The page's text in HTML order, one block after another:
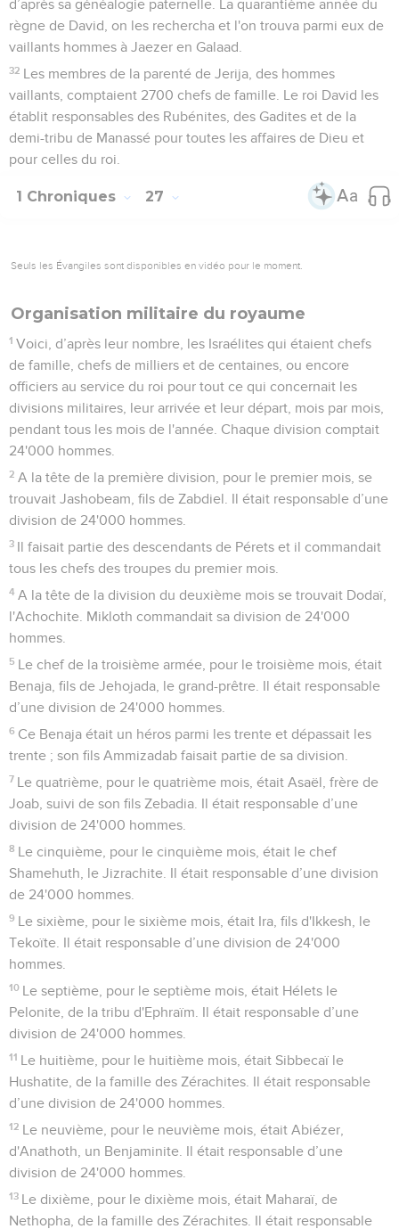
d’après sa généalogie paternelle. La quarantième année du
règne de David, on les rechercha et l'on trouva parmi eux de
vaillants hommes à Jaezer en Galaad.
32 Les membres de la parenté de Jerija, des hommes
vaillants, comptaient 2700 chefs de famille. Le roi David les
établit responsables des Rubénites, des Gadites et de la
demi-tribu de Manassé pour toutes les affaires de Dieu et
pour celles du roi.
1 Chroniques 27
Seuls les Évangiles sont disponibles en vidéo pour le moment.
Organisation militaire du royaume
1 Voici, d’après leur nombre, les Israélites qui étaient chefs
de famille, chefs de milliers et de centaines, ou encore
officiers au service du roi pour tout ce qui concernait les
divisions militaires, leur arrivée et leur départ, mois par mois,
pendant tous les mois de l'année. Chaque division comptait
24'000 hommes.
2 A la tête de la première division, pour le premier mois, se
trouvait Jashobeam, fils de Zabdiel. Il était responsable d’une
division de 24'000 hommes.
3 Il faisait partie des descendants de Pérets et il commandait
tous les chefs des troupes du premier mois.
4 A la tête de la division du deuxième mois se trouvait Dodaï,
l'Achochite. Mikloth commandait sa division de 24'000
hommes.
5 Le chef de la troisième armée, pour le troisième mois, était
Benaja, fils de Jehojada, le grand-prêtre. Il était responsable
d’une division de 24'000 hommes.
6 Ce Benaja était un héros parmi les trente et dépassait les
trente ; son fils Ammizadab faisait partie de sa division.
7 Le quatrième, pour le quatrième mois, était Asaël, frère de
Joab, suivi de son fils Zebadia. Il était responsable d’une
division de 24'000 hommes.
8 Le cinquième, pour le cinquième mois, était le chef
Shamehuth, le Jizrachite. Il était responsable d’une division
de 24'000 hommes.
9 Le sixième, pour le sixième mois, était Ira, fils d'Ikkesh, le
Tekoïte. Il était responsable d’une division de 24'000
hommes.
10 Le septième, pour le septième mois, était Hélets le
Pelonite, de la tribu d'Ephraïm. Il était responsable d’une
division de 24'000 hommes.
11 Le huitième, pour le huitième mois, était Sibbecaï le
Hushatite, de la famille des Zérachites. Il était responsable
d’une division de 24'000 hommes.
12 Le neuvième, pour le neuvième mois, était Abiézer,
d'Anathoth, un Benjaminite. Il était responsable d’une
division de 24'000 hommes.
13 Le dixième, pour le dixième mois, était Maharaï, de
Nethopha, de la famille des Zérachites. Il était responsable